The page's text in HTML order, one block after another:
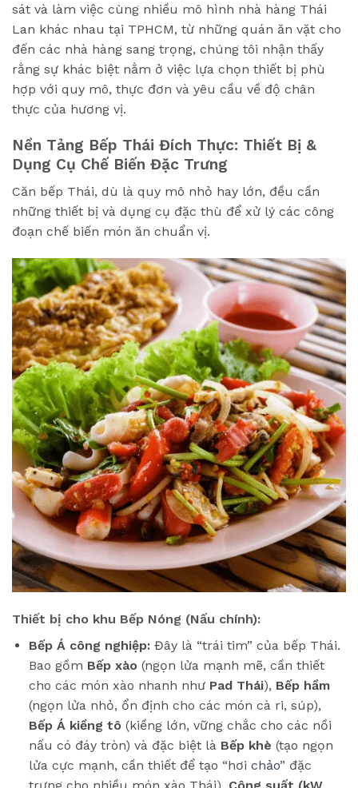
sát và làm việc cùng nhiều mô hình nhà hàng Thái
Lan khác nhau tại TPHCM, từ những quán ăn vặt cho
đến các nhà hàng sang trọng, chúng tôi nhận thấy
rằng sự khác biệt nằm ở việc lựa chọn thiết bị phù
hợp với quy mô, thực đơn và yêu cầu về độ chân
thực của hương vị.
Nền Tảng Bếp Thái Đích Thực: Thiết Bị &
Dụng Cụ Chế Biến Đặc Trưng
Căn bếp Thái, dù là quy mô nhỏ hay lớn, đều cần
những thiết bị và dụng cụ đặc thù để xử lý các công
đoạn chế biến món ăn chuẩn vị.
Thiết bị cho khu Bếp Nóng (Nấu chính):
Bếp Á công nghiệp:Đây là “trái tim” của bếp Thái.
Bao gồm Bếp xào(ngọn lửa mạnh mẽ, cần thiết
cho các món xào nhanh như Pad Thái), Bếp hầm
(ngọn lửa nhỏ, ổn định cho các món cà ri, súp),
Bếp Á kiềng tô(kiềng lớn, vững chắc cho các nồi
nấu có đáy tròn) và đặc biệt là Bếp khè (tạo ngọn
lửa cực mạnh, cần thiết để tạo “hơi chảo” đặc